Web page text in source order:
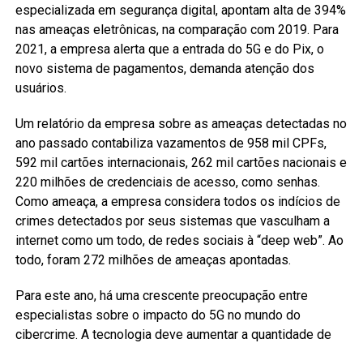
especializada em segurança digital, apontam alta de 394%
nas ameaças eletrônicas, na comparação com 2019. Para
2021, a empresa alerta que a entrada do 5G e do Pix, o
novo sistema de pagamentos, demanda atenção dos
usuários.
Um relatório da empresa sobre as ameaças detectadas no
ano passado contabiliza vazamentos de 958 mil CPFs,
592 mil cartões internacionais, 262 mil cartões nacionais e
220 milhões de credenciais de acesso, como senhas.
Como ameaça, a empresa considera todos os indícios de
crimes detectados por seus sistemas que vasculham a
internet como um todo, de redes sociais à “deep web”. Ao
todo, foram 272 milhões de ameaças apontadas.
Para este ano, há uma crescente preocupação entre
especialistas sobre o impacto do 5G no mundo do
cibercrime. A tecnologia deve aumentar a quantidade de